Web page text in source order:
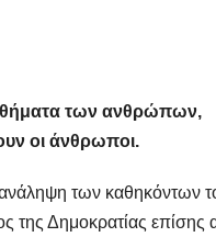
των ανθρώπων,
οι άνθρωποι.
των καθηκόντων
της Δημοκρατίας επίσης